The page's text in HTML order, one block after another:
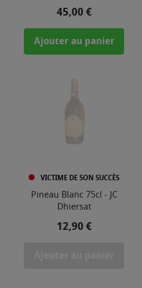
Prix
45,00 €
Ajouter au panier
VICTIME DE SON SUCCÈS
Pineau Blanc 75cl - JC
Dhiersat
Prix
12,90 €